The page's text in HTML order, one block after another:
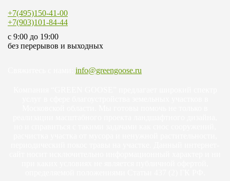
+7(495)150-41-00
+7(903)101-84-44
c 9:00 до 19:00
без перерывов и выходных
info@greengoose.ru